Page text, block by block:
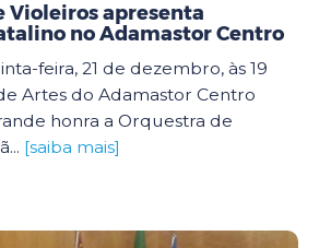
Violeiros apresenta
no Adamastor Centro
feira, 21 de dezembro, às 19
Artes do Adamastor Centro
honra a Orquestra de
[saiba mais]